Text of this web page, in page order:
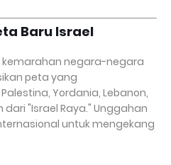
Baru Israel
kemarahan negara-negara
peta yang
Yordania, Lebanon,
"Israel Raya." Unggahan
untuk mengekang